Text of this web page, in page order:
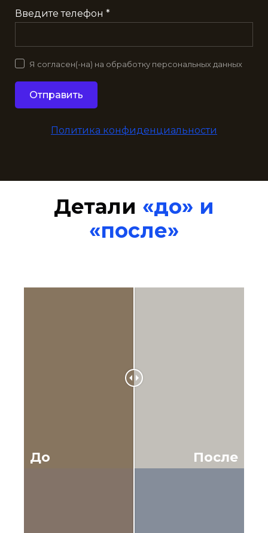
Введите телефон *
Отправить
Я согласен(-на) на обработку персональных данных
Политика конфиденциальности
Детали «до» и
«после»
До После